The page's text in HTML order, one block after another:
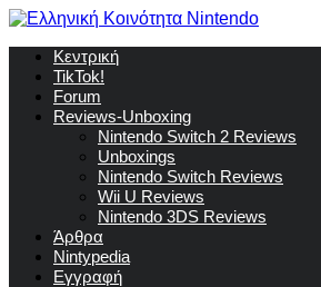
Κεντρική
TikTok!
Forum
Reviews-Unboxing
Nintendo Switch 2 Reviews
Unboxings
Nintendo Switch Reviews
Wii U Reviews
Nintendo 3DS Reviews
Άρθρα
Nintypedia
Εγγραφή